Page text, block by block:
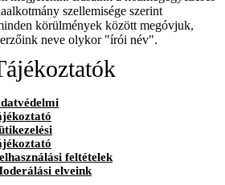
szellemisége szerint
körülmények között megóvjuk,
neve olykor "írói név".
feltételek
elveink